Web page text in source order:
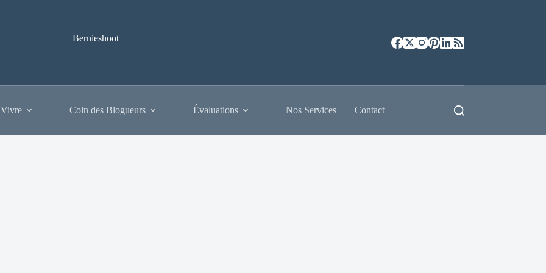
Bernieshoot
Coin des Blogueurs Évaluations Nos Services Contact